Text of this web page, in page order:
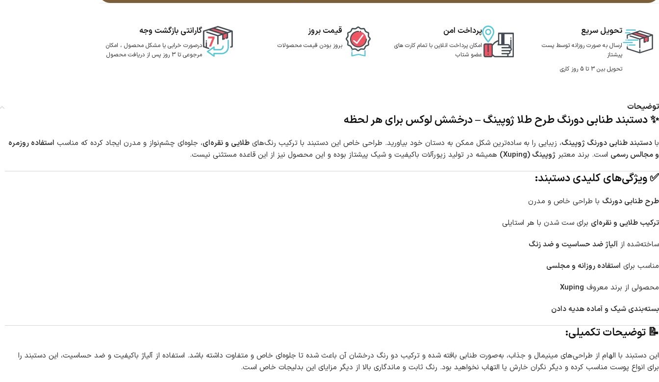
تحویل سریع
ارسال به صورت روزانه توسط پست
پیشتاز
تحویل بین 3 تا 5 روز کاری
پرداخت امن
امکان پرداخت انلاین با تمام کارت های
عضو شتاب
قیمت بروز
بروز بودن قیمت محصولات
گارانتی بازگشت وجه
درصورت خرابی یا مشکل محصول ، امکان
مرجوعی تا 3 روز پس از دریافت محصول
توضیحات
✨ دستبند طنابی دورنگ طرح طلا ژوپینگ – درخشش لوکس برای هر لحظه
با دستبند طنابی دورنگ ژوپینگ، زیبایی را به ساده‌ترین شکل ممکن به دستان خود بیاورید. طراحی خاص این دستبند با ترکیب رنگ‌های طلایی و نقره‌ای، جلوه‌ای چشم‌نواز و مدرن ایجاد کرده که مناسب استفاده روزمره
و مجالس رسمی است. برند معتبر ژوپینگ (Xuping) همیشه در تولید زیورآلات باکیفیت و شیک پیشتاز بوده و این محصول نیز از این قاعده مستثنی نیست.
✅ ویژگی‌های کلیدی دستبند:
طرح طنابی دورنگ با طراحی خاص و مدرن
ترکیب طلایی و نقره‌ای برای ست شدن با هر استایلی
ساخته‌شده از آلیاژ ضد حساسیت و ضد زنگ
مناسب برای استفاده روزانه و مجلسی
محصولی از برند معروف Xuping
بسته‌بندی شیک و آماده هدیه دادن
📝 توضیحات تکمیلی:
این دستبند با الهام از طراحی‌های مینیمال و جذاب، به‌صورت طنابی بافته شده و ترکیب دو رنگ درخشان آن باعث شده تا جلوه‌ای خاص و متفاوت داشته باشد. استفاده از آلیاژ باکیفیت و ضد حساسیت، این دستبند را
برای انواع پوست مناسب کرده و دیگر نگران خارش یا التهاب نخواهید بود. رنگ ثابت و ماندگاری بالا از دیگر مزایای این بدلیجات خاص است.